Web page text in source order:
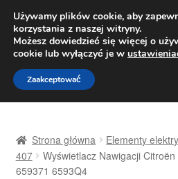
DOSTAWA
Pn.-pt. 9:00-16:00
Przejdź
do
nawigacji
Przejdź
do
treści
Dostawa
Strona główna Elementy
407
Wyświetlacz Nawigacji
659371 6593Q4
Używamy plików cookie, aby
korzystania z naszej witryny.
Możesz dowiedzieć się więcej o
cookie lub wyłączyć je w
Zaakceptować